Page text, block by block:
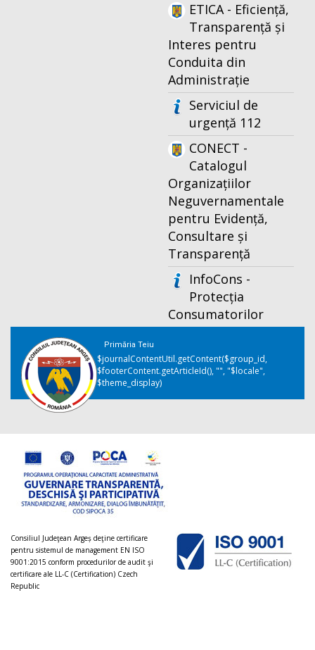
ETICA - Eficiență,
Transparență și
Interes pentru
Conduita din
Administrație
Serviciul de
urgență 112
CONECT -
Catalogul
Organizațiilor
Neguvernamentale
pentru Evidență,
Consultare și
Transparență
InfoCons -
Protecția
Consumatorilor
Primăria Teiu
$journalContentUtil.getContent($group_id,
$footerContent.getArticleId(), "", "$locale",
$theme_display)
Consiliul Judeţean Argeș deţine certificare
pentru sistemul de management EN ISO
9001:2015 conform procedurilor de audit şi
certificare ale LL-C (Certification) Czech
Republic